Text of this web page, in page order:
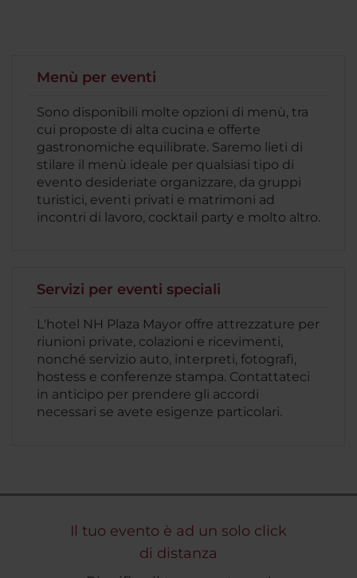
Menù per eventi
Sono disponibili molte opzioni di menù, tra
cui proposte di alta cucina e offerte
gastronomiche equilibrate. Saremo lieti di
stilare il menù ideale per qualsiasi tipo di
evento desideriate organizzare, da gruppi
turistici, eventi privati e matrimoni ad
incontri di lavoro, cocktail party e molto altro.
Servizi per eventi speciali
L'hotel NH Plaza Mayor offre attrezzature per
riunioni private, colazioni e ricevimenti,
nonché servizio auto, interpreti, fotografi,
hostess e conferenze stampa. Contattateci
in anticipo per prendere gli accordi
necessari se avete esigenze particolari.
Il tuo evento è ad un solo click
di distanza